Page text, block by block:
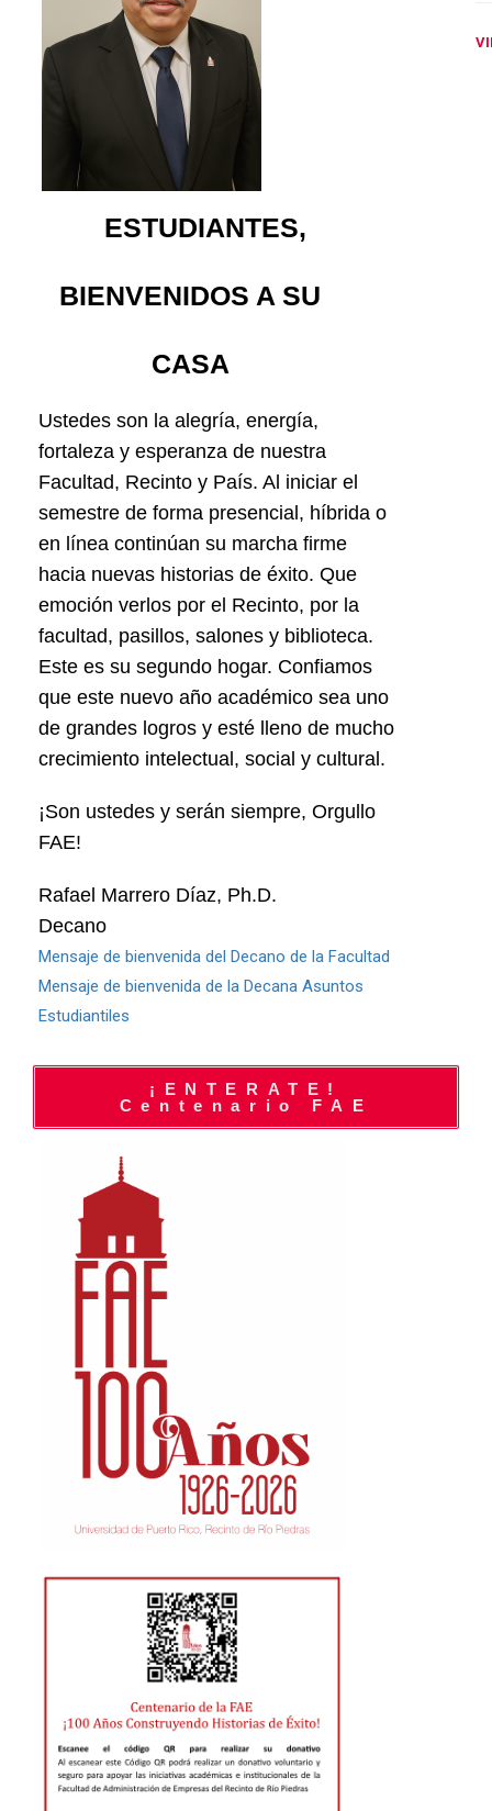
ESTUDIANTES,
BIENVENIDOS A SU
CASA
Ustedes son la alegría, energía,
fortaleza y esperanza de nuestra
Facultad, Recinto y País. Al iniciar el
semestre de forma presencial, híbrida o
en línea continúan su marcha firme
hacia nuevas historias de éxito. Que
emoción verlos por el Recinto, por la
facultad, pasillos, salones y biblioteca.
Este es su segundo hogar. Confiamos
que este nuevo año académico sea uno
de grandes logros y esté lleno de mucho
crecimiento intelectual, social y cultural.
¡Son ustedes y serán siempre, Orgullo
FAE!
Rafael Marrero Díaz, Ph.D.
Decano
Mensaje de bienvenida del Decano de la Facultad
Mensaje de bienvenida de la Decana Asuntos
Estudiantiles
¡ENTERATE!
Centenario FAE